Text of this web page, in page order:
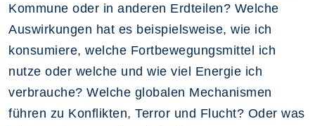
Kommune oder in anderen Erdteilen? Welche
Auswirkungen hat es beispielsweise, wie ich
konsumiere, welche Fortbewegungsmittel ich
nutze oder welche und wie viel Energie ich
verbrauche? Welche globalen Mechanismen
führen zu Konflikten, Terror und Flucht? Oder was